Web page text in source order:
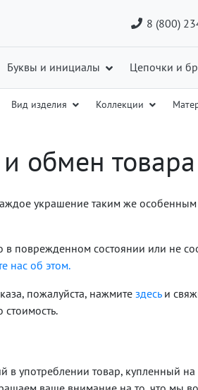
8 (800)
Буквы и инициалы Цепочки и
Вид изделия Коллекции
обмен товара
украшение таким же
поврежденном состоянии или не
нас об этом.
пожалуйста, нажмите здесьи
употреблении товар, купленный